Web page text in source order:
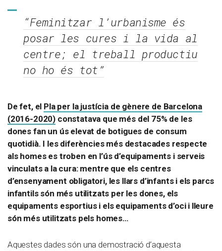
“Feminitzar l’urbanisme és
posar les cures i la vida al
centre; el treball productiu
no ho és tot”
De fet, el Pla per la justícia de gènere de Barcelona
(2016-2020) constatava que més del 75% de les
dones fan un ús elevat de botigues de consum
quotidià. I les diferències més destacades respecte
als homes es troben en l’ús d’equipaments i serveis
vinculats a la cura: mentre que els centres
d’ensenyament obligatori, les llars d’infants i els parcs
infantils són més utilitzats per les dones, els
equipaments esportius i els equipaments d’oci i lleure
són més utilitzats pels homes…
Aquestes dades són una demostració d’aquesta